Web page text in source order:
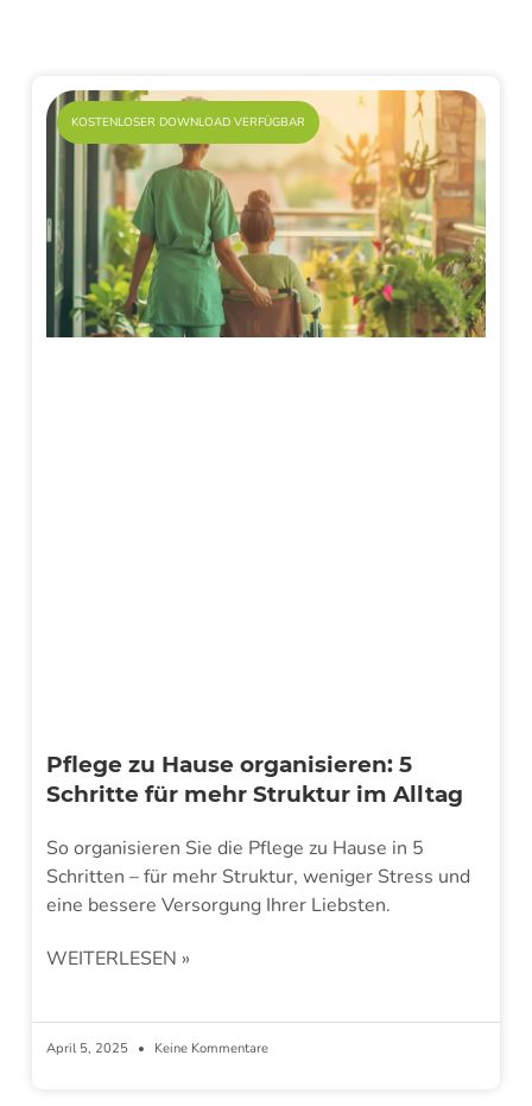
KOSTENLOSER DOWNLOAD VERFÜGBAR
Pflege zu Hause organisieren: 5
Schritte für mehr Struktur im Alltag
So organisieren Sie die Pflege zu Hause in 5
Schritten – für mehr Struktur, weniger Stress und
eine bessere Versorgung Ihrer Liebsten.
WEITERLESEN »
April 5, 2025 Keine Kommentare